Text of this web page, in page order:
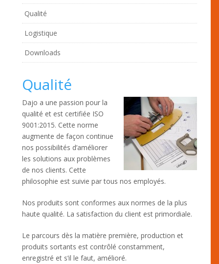
Qualité
Logistique
Downloads
Qualité
Dajo a une passion pour la
qualité et est certifiée ISO
9001:2015. Cette norme
augmente de façon continue
nos possibilités d’améliorer
les solutions aux problèmes
de nos clients. Cette
philosophie est suivie par tous nos employés.
Nos produits sont conformes aux normes de la plus
haute qualité. La satisfaction du client est primordiale.
Le parcours dès la matière première, production et
produits sortants est contrôlé constamment,
enregistré et s’il le faut, amélioré.